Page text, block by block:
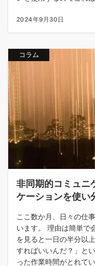
2024年9月30日
コラム
非同期的コミュニ
ケーションを使い
ここ数か月、日々の仕
います。 理由は簡単で
を見ると一日の半分以
すればいいんだ？」と
った作業時間がとれて